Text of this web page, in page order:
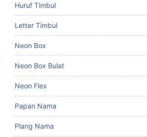
Huruf Timbul
Letter Timbul
Neon Box
Neon Box Bulat
Neon Flex
Papan Nama
Plang Nama